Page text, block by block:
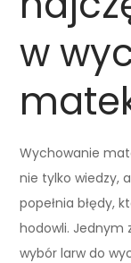
w
Wychowanie
nie tylko wiedzy,
popełnia błędy,
hodowli. Jednym
wybór larw do